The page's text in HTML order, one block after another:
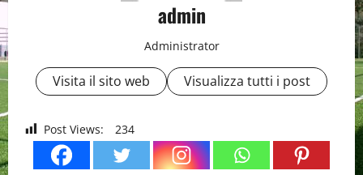
admin
Administrator
Visita il sito web Visualizza tutti i post
Post Views: 234